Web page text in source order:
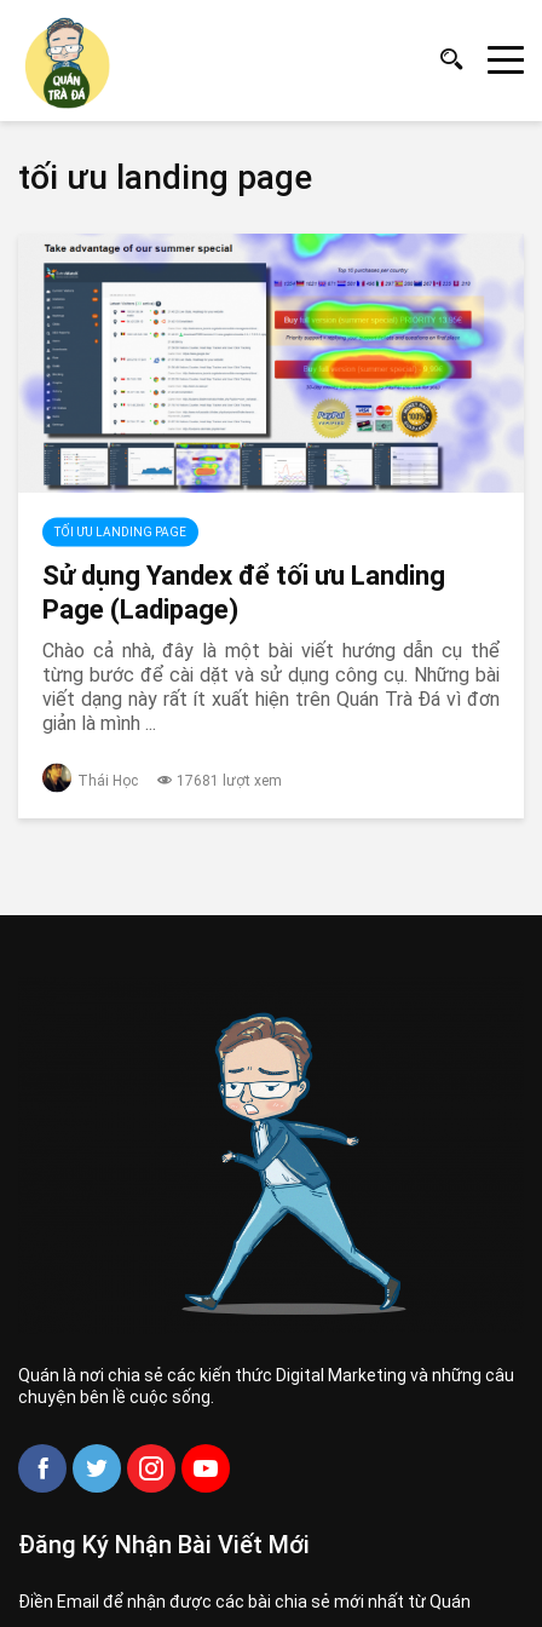
tối ưu landing page
TỐI ƯU LANDING PAGE
Sử dụng Yandex để tối ưu Landing
Page (Ladipage)
Chào cả nhà, đây là một bài viết hướng dẫn cụ thể
từng bước để cài dặt và sử dụng công cụ. Những bài
viết dạng này rất ít xuất hiện trên Quán Trà Đá vì đơn
giản là mình ...
Thái Học 17681 lượt xem
Quán là nơi chia sẻ các kiến thức Digital Marketing và những câu
chuyện bên lề cuộc sống.
Đăng Ký Nhận Bài Viết Mới
Điền Email để nhận được các bài chia sẻ mới nhất từ Quán